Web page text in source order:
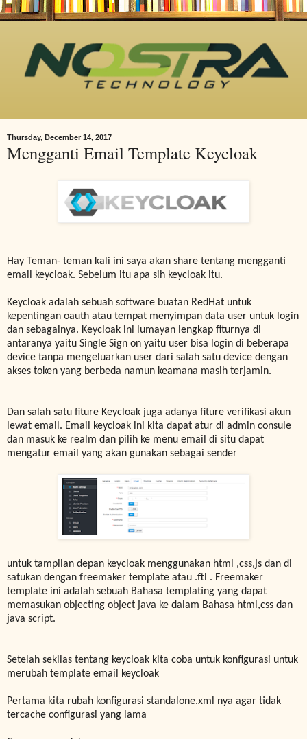
Thursday, December 14, 2017
Mengganti Email Template Keycloak
Hay Teman- teman kali ini saya akan share tentang mengganti
email keycloak. Sebelum itu apa sih keycloak itu.
Keycloak adalah sebuah software buatan RedHat untuk
kepentingan oauth atau tempat menyimpan data user untuk login
dan sebagainya. Keycloak ini lumayan lengkap fiturnya di
antaranya yaitu Single Sign on yaitu user bisa login di beberapa
device tanpa mengeluarkan user dari salah satu device dengan
akses token yang berbeda namun keamana masih terjamin.
Dan salah satu fiture Keycloak juga adanya fiture verifikasi akun
lewat email. Email keycloak ini kita dapat atur di admin consule
dan masuk ke realm dan pilih ke menu email di situ dapat
mengatur email yang akan gunakan sebagai sender
untuk tampilan depan keycloak menggunakan html ,css,js dan di
satukan dengan freemaker template atau .ftl . Freemaker
template ini adalah sebuah Bahasa templating yang dapat
memasukan objecting object java ke dalam Bahasa html,css dan
java script.
Setelah sekilas tentang keycloak kita coba untuk konfigurasi untuk
merubah template email keycloak
Pertama kita rubah konfigurasi standalone.xml nya agar tidak
tercache configurasi yang lama